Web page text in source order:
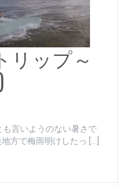
リップ～
も言いようのない暑さで
方で梅雨明けしたっ […]